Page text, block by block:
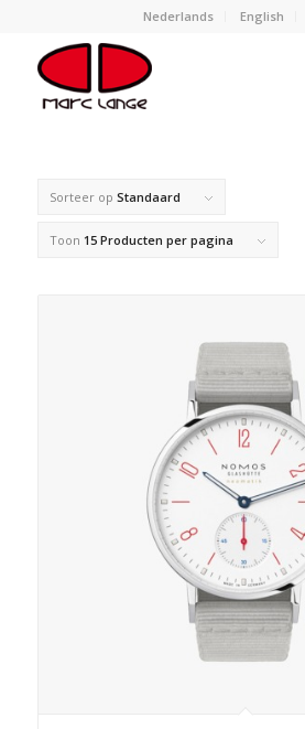
Nederlands English
Sorteer op Standaard
Toon 15 Producten per pagina